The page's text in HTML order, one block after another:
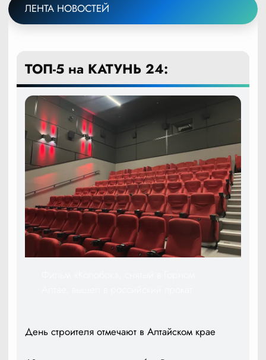
ЛЕНТА НОВОСТЕЙ
ТОП-5 на КАТУНЬ 24:
День строителя отмечают в Алтайском крае